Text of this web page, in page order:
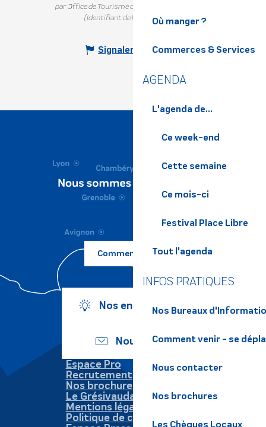
Où manger ?
Commerces & Services
AGENDA
L'agenda de...
Ce week-end
Cette semaine
Ce mois-ci
Festival Place Libre
Tout l'agenda
INFOS PRATIQUES
Nos Bureaux
Comment venir - se
Nous contacter
Nos brochures
Les Chèques Locaux
par Office de Tourisme de Belledonne Chartreuse
(Identifiant de l'offre :154508
Signaler une erreur
Comment venir ?
Nos engagements
Nous écrire
Espace Pro
Recrutement
Nos brochures
Le Grésivaudan
Mentions légales
Politique de confidentialité